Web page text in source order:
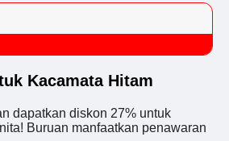
Kacamata Hitam
dapatkan diskon 27% untuk
Buruan manfaatkan penawaran